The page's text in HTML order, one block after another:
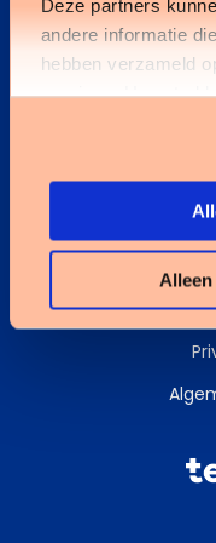
Deze partners
andere informatie
hebben verzameld
services. U gaat
Kennisbank
Services